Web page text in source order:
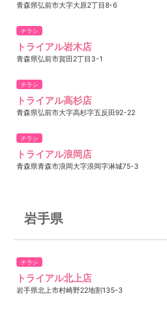
青森県弘前市大字大原2丁目8-6
チラシ
トライアル岩木店
青森県弘前市賀田2丁目3-1
チラシ
トライアル高杉店
青森県弘前市大字高杉字五反田92-22
チラシ
トライアル浪岡店
青森県青森市浪岡大字浪岡字淋城75-3
岩手県
チラシ
トライアル北上店
岩手県北上市村崎野22地割135-3